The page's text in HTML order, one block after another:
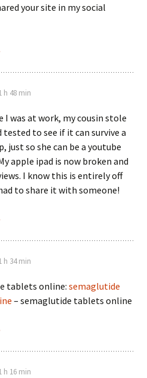
your site in my social
h 48 min
I was at work, my cousin stole
tested to see if it can survive a
just so she can be a youtube
apple ipad is now broken and
I know this is entirely off
to share it with someone!
h 34 min
tablets online: semaglutide
– semaglutide tablets online
h 16 min